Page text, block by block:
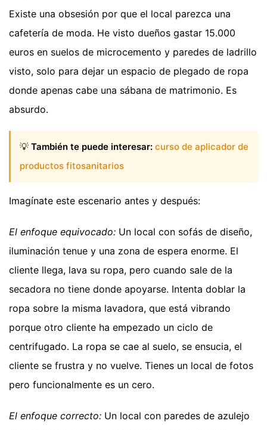
Existe una obsesión por que el local parezca una
cafetería de moda. He visto dueños gastar 15.000
euros en suelos de microcemento y paredes de ladrillo
visto, solo para dejar un espacio de plegado de ropa
donde apenas cabe una sábana de matrimonio. Es
absurdo.
💡 También te puede interesar: curso de aplicador de
productos fitosanitarios
Imagínate este escenario antes y después:
El enfoque equivocado: Un local con sofás de diseño,
iluminación tenue y una zona de espera enorme. El
cliente llega, lava su ropa, pero cuando sale de la
secadora no tiene donde apoyarse. Intenta doblar la
ropa sobre la misma lavadora, que está vibrando
porque otro cliente ha empezado un ciclo de
centrifugado. La ropa se cae al suelo, se ensucia, el
cliente se frustra y no vuelve. Tienes un local de fotos
pero funcionalmente es un cero.
El enfoque correcto: Un local con paredes de azulejo